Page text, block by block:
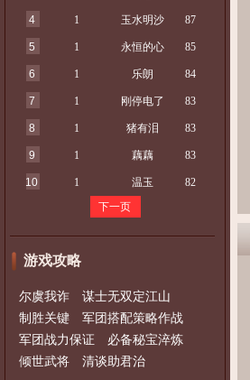
4 1 玉水明沙 87
5 1 永恒的心 85
6 1 乐朗 84
7 1 刚停电了 83
8 1 猪有泪 83
9 1 藕藕 83
10 1 温玉
82
下一页
游戏攻略
尔虞我诈 谋士无双定江山
制胜关键 军团搭配策略作战
军团战力保证 必备秘宝淬炼
倾世武将 清谈助君治